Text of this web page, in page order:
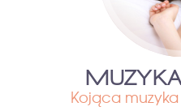
Kojąca